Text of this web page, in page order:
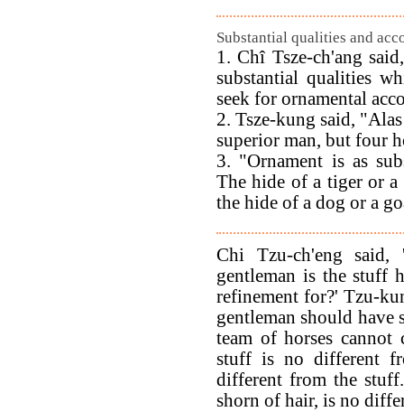
Substantial qualities and
1. Chî Tsze-ch'ang
substantial qualities
seek for ornamental
2. Tsze-kung said,
superior man, but four
3. "Ornament is as
The hide of a tiger or
the hide of a dog or a
Chi Tzu-ch'eng
gentleman is the stuff
refinement for?' Tzu-
gentleman should have
team of horses
stuff is no different
different from the
shorn of hair, is no